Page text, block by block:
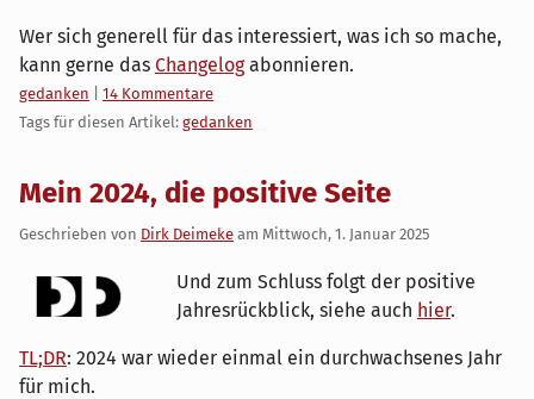
Wer sich generell für das interessiert, was ich so mache,
kann gerne das Changelogabonnieren.
Kategorien:
gedanken
14 Kommentare
Tags für diesen Artikel: gedanken
Mein 2024, die positive Seite
Geschrieben von Dirk Deimeke am Mittwoch, 1. Januar 2025
Und zum Schluss folgt der positive
Jahresrückblick, siehe auch hier.
TL;DR: 2024 war wieder einmal ein durchwachsenes Jahr
für mich.